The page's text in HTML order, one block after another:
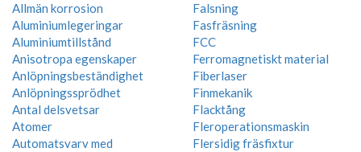
Allmän korrosion
Aluminiumlegeringar
Aluminiumtillstånd
Anisotropa egenskaper
Anlöpningsbeständighet
Anlöpningssprödhet
Antal delsvetsar
Atomer
Automatsvarv med
Falsning
Fasfräsning
FCC
Ferromagnetiskt material
Fiberlaser
Finmekanik
Flacktång
Fleroperationsmaskin
Flersidig fräsfixtur